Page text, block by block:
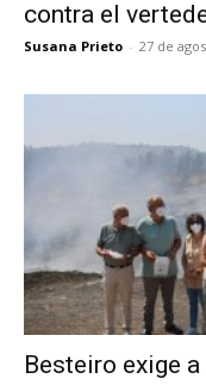
contra el
Susana Prieto - 27 de
Besteiro exige